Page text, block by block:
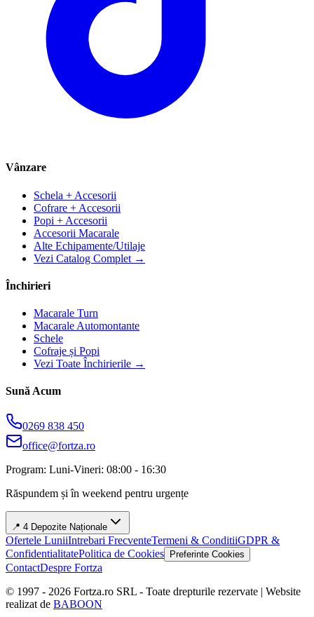
Vânzare
Schela + Accesorii
Cofrare + Accesorii
Popi + Accesorii
Accesorii Macarale
Alte Echipamente/Utilaje
Vezi Catalog Complet →
Închirieri
Macarale Turn
Macarale Automontante
Schele
Cofraje și Popi
Vezi Toate Închirierile →
Sună Acum
0269 838 450
office@fortza.ro
Program: Luni-Vineri: 08:00 - 16:30
Răspundem și în weekend pentru urgențe
📍 4 Depozite Naționale
Ofertele LuniiIntrebari FrecventeTermeni & ConditiiGDPR &
ConfidentialitatePolitica de Cookies Preferinte Cookies
ContactDespre Fortza
© 1997 - 2026 Fortza.ro SRL - Toate drepturile rezervate | Website
realizat de BABOON